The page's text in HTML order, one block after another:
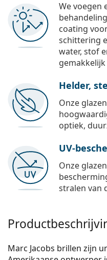
We voegen
coating
schittering
water, stof
Helder,
Onze
optiek,
UV-
Onze
stralen van
Marc Jacobs brillen zijn